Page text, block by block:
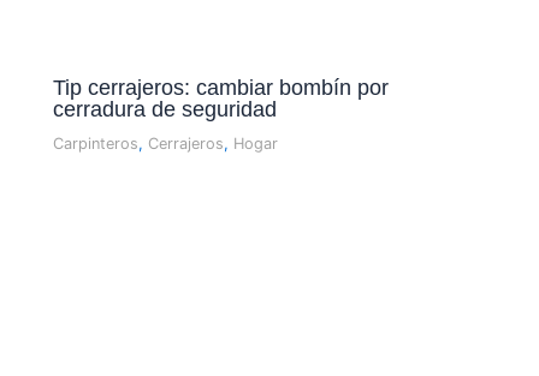
Tip cerrajeros: cambiar bombí­n por
cerradura de seguridad
Carpinteros, Cerrajeros, Hogar